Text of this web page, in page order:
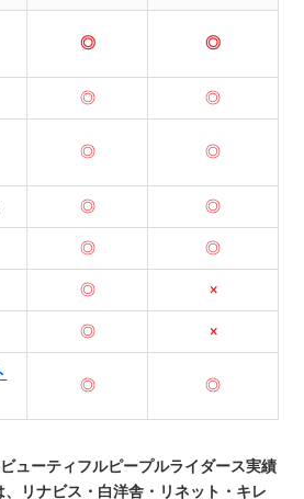
◎ ◎
◎ ◎
◎ ◎
◎ ◎
◎ ◎
◎ ×
◎ ×
◎ ◎
ューティフルピープルライダース実績
リナビス・白洋舎・リネット・キレ